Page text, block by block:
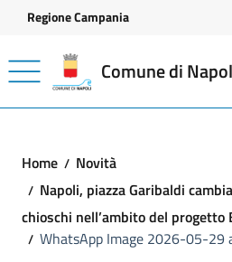
Vai ai contenuti
Vai al footer
Regione Campania
Comune di
Home
Novità
Napoli, piazza Garibaldi
chioschi nell’ambito del progetto
WhatsApp Image 2026-05-29